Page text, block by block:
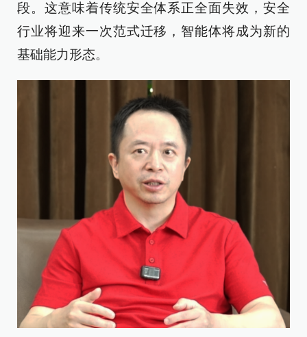
段。这意味着传统安全体系正全面失效，安全
行业将迎来一次范式迁移，智能体将成为新的
基础能力形态。